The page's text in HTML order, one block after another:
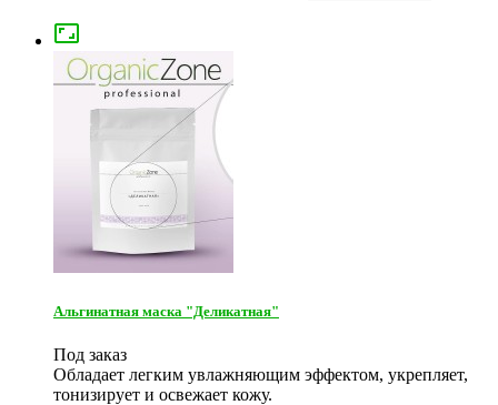

Альгинатная маска "Деликатная"
Под заказ
Обладает легким увлажняющим эффектом, укрепляет,
тонизирует и освежает кожу.